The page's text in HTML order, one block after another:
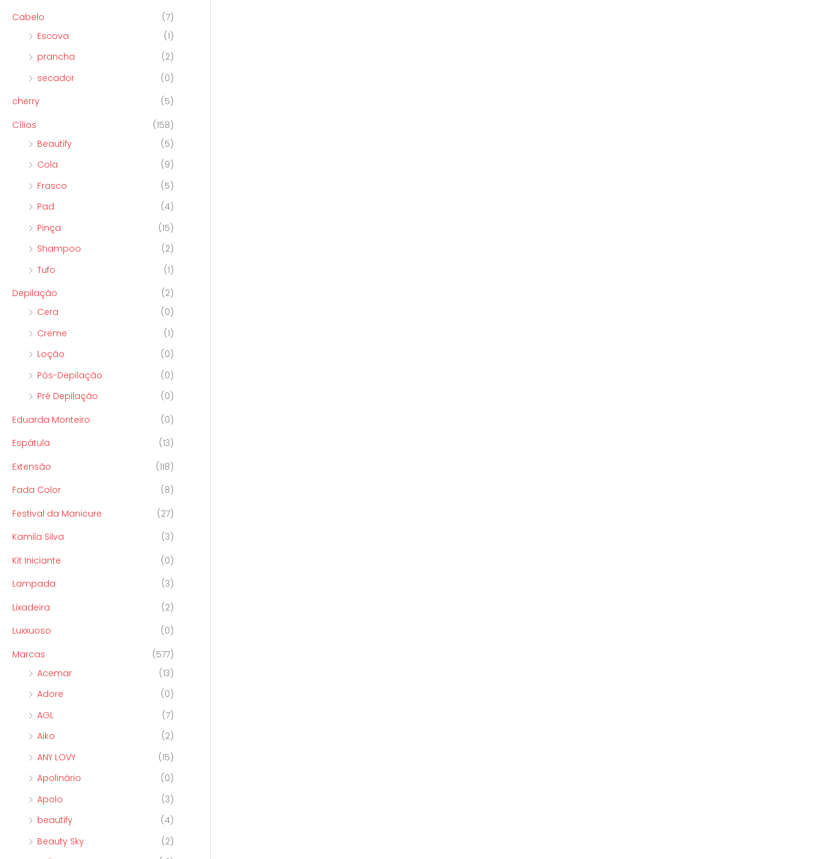
Cabelo
(7)
Escova
(1)
prancha
(2)
secador
(0)
cherry
(5)
Cílios
(158)
Beautify
(5)
Cola
(9)
Frasco
(5)
Pad
(4)
Pinça
(15)
Shampoo
(2)
Tufo
(1)
Depilação
(2)
Cera
(0)
Creme
(1)
Loção
(0)
Pós-Depilação
(0)
Pré Depilação
(0)
Eduarda Monteiro
(0)
Espátula
(13)
Extensão
(118)
Fada Color
(8)
Festival da Manicure
(27)
Kamila Silva
(3)
Kit Iniciante
(0)
Lampada
(3)
Lixadeira
(2)
Luxxuoso
(0)
Marcas
(577)
Acemar
(13)
Adore
(0)
AGL
(7)
Aiko
(2)
ANY LOVY
(15)
Apolinário
(0)
Apolo
(3)
beautify
(4)
Beauty Sky
(2)